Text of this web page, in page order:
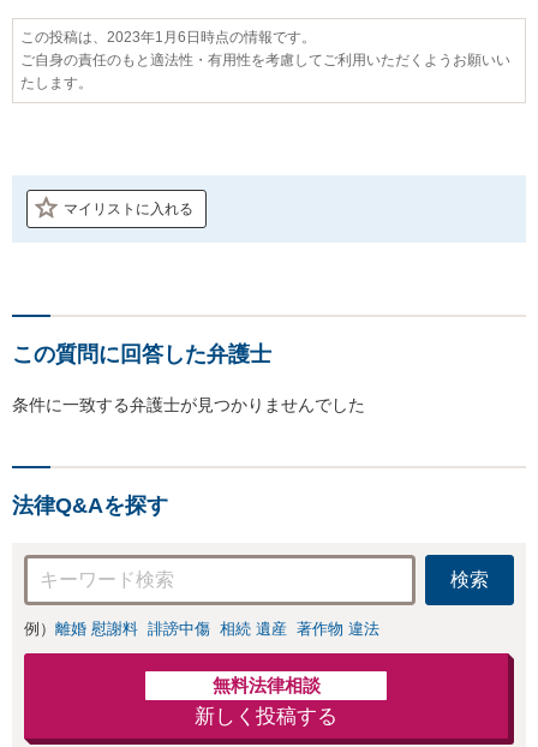
この投稿は、2023年1月6日時点の情報です。
ご自身の責任のもと適法性・有用性を考慮してご利用いただくようお願いい
たします。
マイリストに入れる
この質問に回答した弁護士
条件に一致する弁護士が見つかりませんでした
法律Q&Aを探す
検索
例） 離婚 慰謝料 誹謗中傷 相続 遺産 著作物 違法
無料法律相談
新しく投稿する